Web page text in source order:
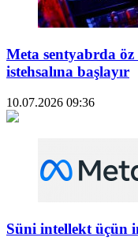
Meta sentyabrda
istehsalına başlayır
10.07.2026 09:36
Süni intellekt üçün